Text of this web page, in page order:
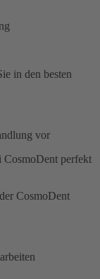
in den besten
vor
perfekt